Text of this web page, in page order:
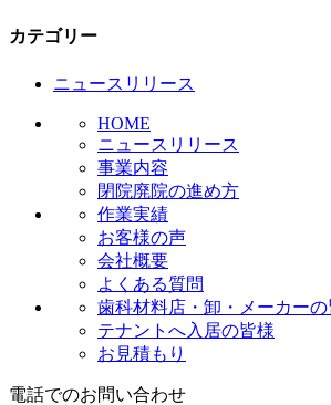
カテゴリー
ニュースリリース
HOME
ニュースリリース
事業内容
閉院廃院の進め方
作業実績
お客様の声
会社概要
よくある質問
歯科材料店・卸・メーカーの
テナントへ入居の皆様
お見積もり
電話でのお問い合わせ